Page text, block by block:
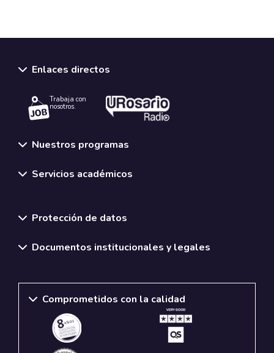
Enlaces directos
Trabaja con
nosotros.
Nuestros programas
Servicios académicos
Protección de datos
Documentos institucionales y legales
Comprometidos con la calidad